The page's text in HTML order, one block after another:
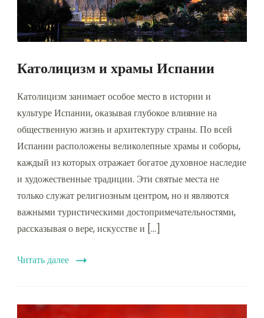
Католицизм и храмы Испании
Католицизм занимает особое место в истории и
культуре Испании, оказывая глубокое влияние на
общественную жизнь и архитектуру страны. По всей
Испании расположены великолепные храмы и соборы,
каждый из которых отражает богатое духовное наследие
и художественные традиции. Эти святые места не
только служат религиозным центром, но и являются
важными туристическими достопримечательностями,
рассказывая о вере, искусстве и […]
Читать далее